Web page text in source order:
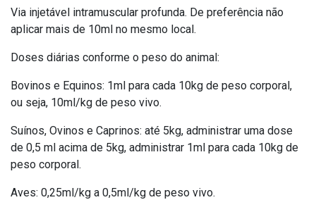
Via injetável intramuscular profunda. De preferência não
aplicar mais de 10ml no mesmo local.
Doses diárias conforme o peso do animal:
Bovinos e Equinos: 1ml para cada 10kg de peso corporal,
ou seja, 10ml/kg de peso vivo.
Suínos, Ovinos e Caprinos: até 5kg, administrar uma dose
de 0,5 ml acima de 5kg, administrar 1ml para cada 10kg de
peso corporal.
Aves: 0,25ml/kg a 0,5ml/kg de peso vivo.